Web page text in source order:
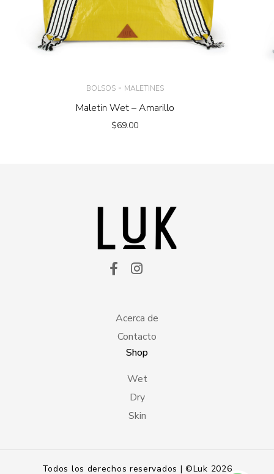
BOLSOS- MALETINES
Maletin Wet – Amarillo
$69.00
Acerca de
Contacto
Shop
Wet
Dry
Skin
Todos los derechos reservados | ©Luk 2026